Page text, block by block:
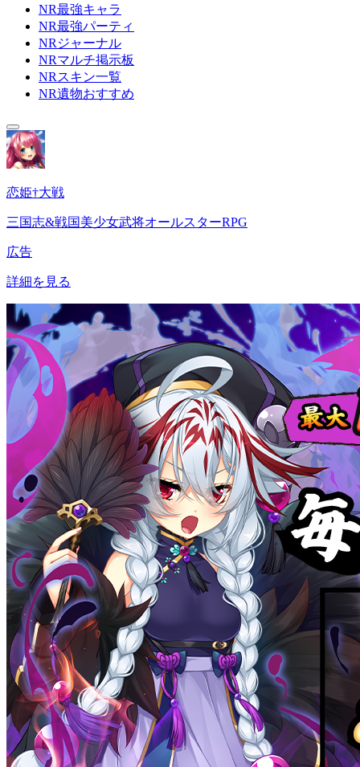
NR最強キャラ
NR最強パーティ
NRジャーナル
NRマルチ掲示板
NRスキン一覧
NR遺物おすすめ
恋姫†大戦
三国志&戦国美少女武将オールスターRPG
広告
詳細を見る